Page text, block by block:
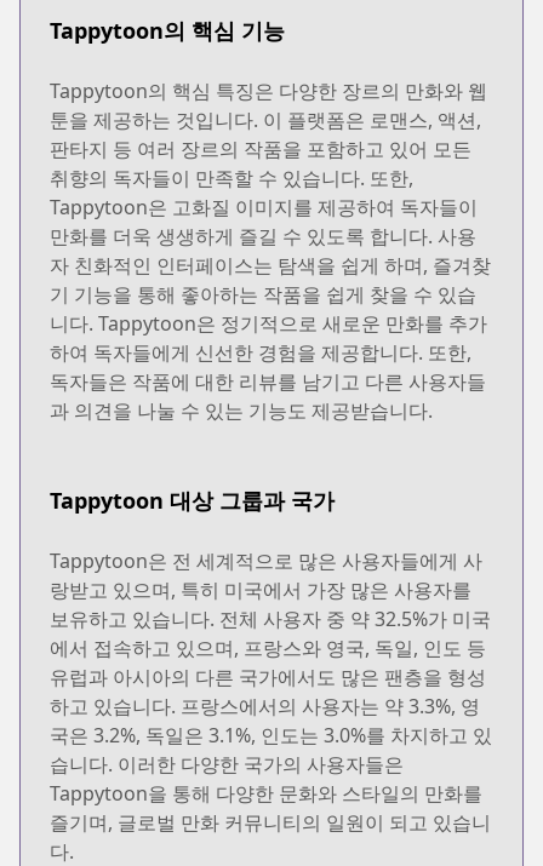
Tappytoon의 핵심 기능
Tappytoon의 핵심 특징은 다양한 장르의 만화와 웹
툰을 제공하는 것입니다. 이 플랫폼은 로맨스, 액션,
판타지 등 여러 장르의 작품을 포함하고 있어 모든
취향의 독자들이 만족할 수 있습니다. 또한,
Tappytoon은 고화질 이미지를 제공하여 독자들이
만화를 더욱 생생하게 즐길 수 있도록 합니다. 사용
자 친화적인 인터페이스는 탐색을 쉽게 하며, 즐겨찾
기 기능을 통해 좋아하는 작품을 쉽게 찾을 수 있습
니다. Tappytoon은 정기적으로 새로운 만화를 추가
하여 독자들에게 신선한 경험을 제공합니다. 또한,
독자들은 작품에 대한 리뷰를 남기고 다른 사용자들
과 의견을 나눌 수 있는 기능도 제공받습니다.
Tappytoon 대상 그룹과 국가
Tappytoon은 전 세계적으로 많은 사용자들에게 사
랑받고 있으며, 특히 미국에서 가장 많은 사용자를
보유하고 있습니다. 전체 사용자 중 약 32.5%가 미국
에서 접속하고 있으며, 프랑스와 영국, 독일, 인도 등
유럽과 아시아의 다른 국가에서도 많은 팬층을 형성
하고 있습니다. 프랑스에서의 사용자는 약 3.3%, 영
국은 3.2%, 독일은 3.1%, 인도는 3.0%를 차지하고 있
습니다. 이러한 다양한 국가의 사용자들은
Tappytoon을 통해 다양한 문화와 스타일의 만화를
즐기며, 글로벌 만화 커뮤니티의 일원이 되고 있습니
다.